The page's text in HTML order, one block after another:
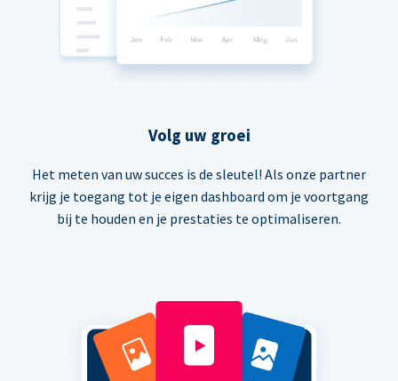
Volg uw groei
Het meten van uw succes is de sleutel! Als onze partner
krijg je toegang tot je eigen dashboard om je voortgang
bij te houden en je prestaties te optimaliseren.